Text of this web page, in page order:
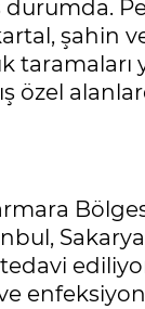
şahin
özel